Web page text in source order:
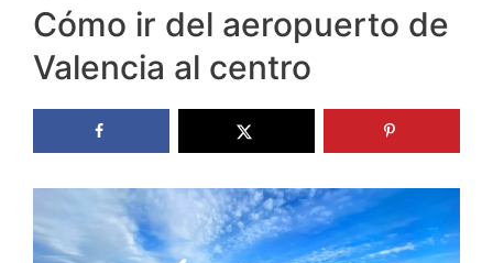
Cómo ir del aeropuerto de
Valencia al centro